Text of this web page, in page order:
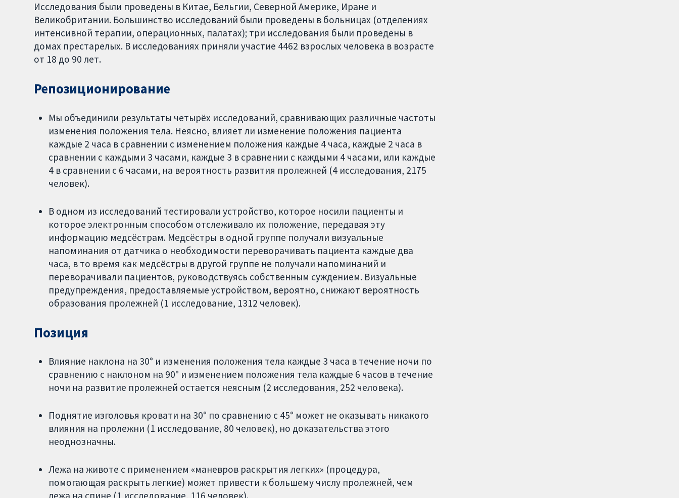
Исследования были проведены в Китае, Бельгии, Северной Америке, Иране и
Великобритании. Большинство исследований были проведены в больницах (отделениях
интенсивной терапии, операционных, палатах); три исследования были проведены в
домах престарелых. В исследованиях приняли участие 4462 взрослых человека в возрасте
от 18 до 90 лет.
Репозиционирование
Мы объединили результаты четырёх исследований, сравнивающих различные частоты
изменения положения тела. Неясно, влияет ли изменение положения пациента
каждые 2 часа в сравнении с изменением положения каждые 4 часа, каждые 2 часа в
сравнении с каждыми 3 часами, каждые 3 в сравнении с каждыми 4 часами, или каждые
4 в сравнении с 6 часами, на вероятность развития пролежней (4 исследования, 2175
человек).
В одном из исследований тестировали устройство, которое носили пациенты и
которое электронным способом отслеживало их положение, передавая эту
информацию медсёстрам. Медсёстры в одной группе получали визуальные
напоминания от датчика о необходимости переворачивать пациента каждые два
часа, в то время как медсёстры в другой группе не получали напоминаний и
переворачивали пациентов, руководствуясь собственным суждением. Визуальные
предупреждения, предоставляемые устройством, вероятно, снижают вероятность
образования пролежней (1 исследование, 1312 человек).
Позиция
Влияние наклона на 30° и изменения положения тела каждые 3 часа в течение ночи по
сравнению с наклоном на 90° и изменением положения тела каждые 6 часов в течение
ночи на развитие пролежней остается неясным (2 исследования, 252 человека).
Поднятие изголовья кровати на 30° по сравнению с 45° может не оказывать никакого
влияния на пролежни (1 исследование, 80 человек), но доказательства этого
неоднозначны.
Лежа на животе с применением «маневров раскрытия легких» (процедура,
помогающая раскрыть легкие) может привести к большему числу пролежней, чем
лежа на спине (1 исследование, 116 человек).